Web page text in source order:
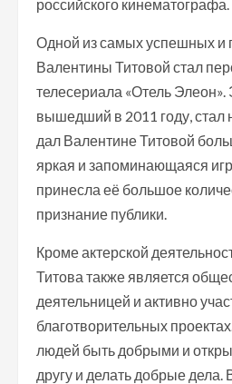
российского кинематографа.
Одной из самых успешных и
Валентины Титовой стал
телесериала «Отель Элеон».
вышедший в 2011 году, стал
дал Валентине Титовой
яркая и запоминающаяся
принесла её большое
признание публики.
Кроме актерской
Титова также является
деятельницей и активно
благотворительных
людей быть добрыми и
другу и делать добрые дела.